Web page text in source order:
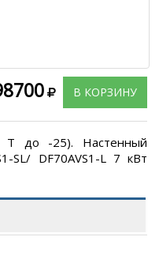
В КОРЗИНУ
T до -25). Настенный
SL/ DF70AVS1-L 7 кВт